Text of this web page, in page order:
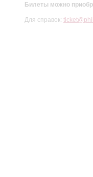
Билеты можно
Для справок: